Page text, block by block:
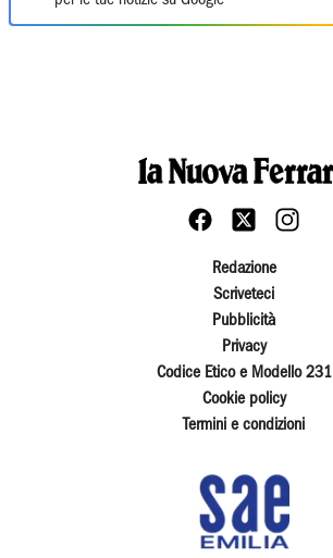
Redazione
Scriveteci
Pubblicità
Privacy
Codice Etico e Modello 231
Cookie policy
Termini e condizioni